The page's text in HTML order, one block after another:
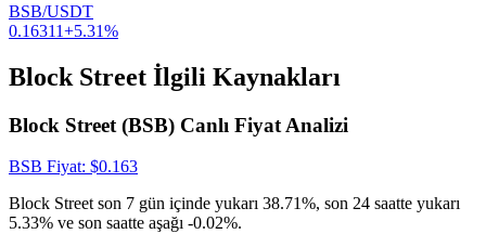
BSB/USDT
0.16311+5.31%
Block Street İlgili Kaynakları
Block Street (BSB) Canlı Fiyat Analizi
BSB Fiyat: $0.163
Block Street son 7 gün içinde yukarı 38.71%, son 24 saatte yukarı
5.33% ve son saatte aşağı -0.02%.